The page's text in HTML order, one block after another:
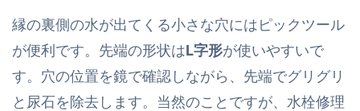
縁の裏側の水が出てくる小さな穴にはピックツール
が便利です。先端の形状はL字形が使いやすいで
す。穴の位置を鏡で確認しながら、先端でグリグリ
と尿石を除去します。当然のことですが、水栓修理